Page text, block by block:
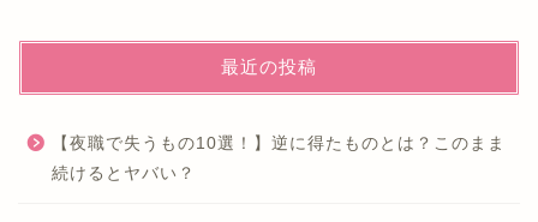
最近の投稿
【夜職で失うもの10選！】逆に得たものとは？このまま
続けるとヤバい？